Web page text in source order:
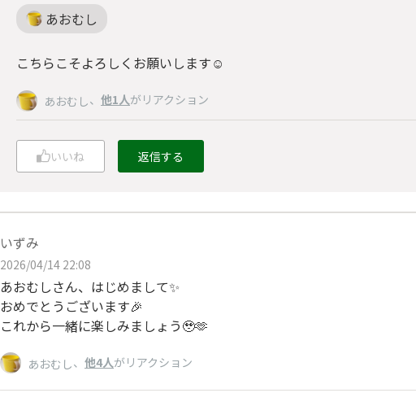
あおむし
こちらこそよろしくお願いします☺️
あおむし、 他1人がリアクション
いいね 返信する
いずみ
2026/04/14 22:08
あおむしさん、はじめまして✨
おめでとうございます🎉
これから一緒に楽しみましょう🥹🫶
あおむし、 他4人がリアクション